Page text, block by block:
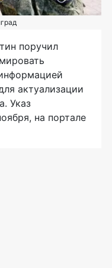
поручил
актуализации
Указ
на портале